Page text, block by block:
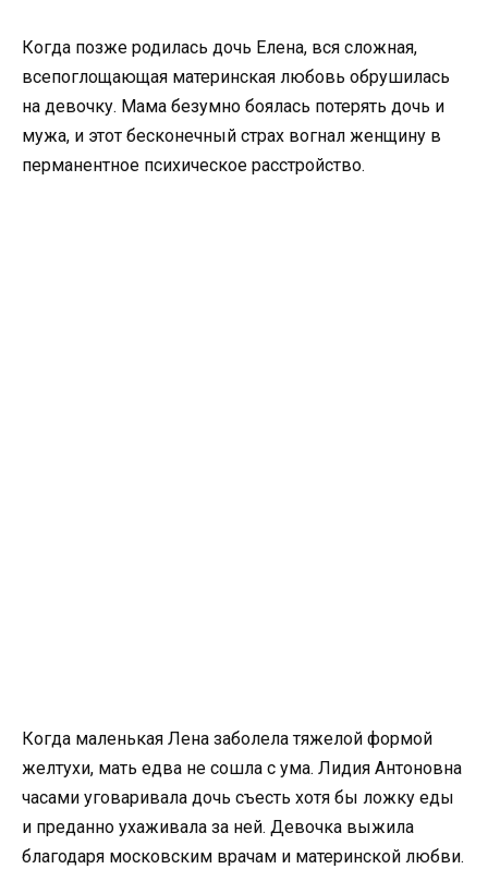
Когда позже родилась дочь Елена, вся сложная,
всепоглощающая материнская любовь обрушилась
на девочку. Мама безумно боялась потерять дочь и
мужа, и этот бесконечный страх вогнал женщину в
перманентное психическое расстройство.
Когда маленькая Лена заболела тяжелой формой
желтухи, мать едва не сошла с ума. Лидия Антоновна
часами уговаривала дочь съесть хотя бы ложку еды
и преданно ухаживала за ней. Девочка выжила
благодаря московским врачам и материнской любви.